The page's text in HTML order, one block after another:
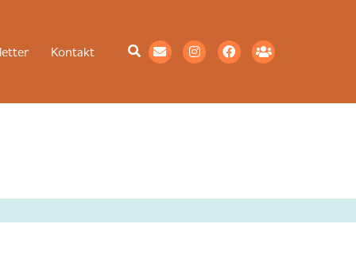
Kontakt